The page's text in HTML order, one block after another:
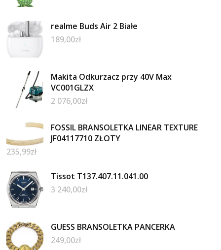
realme Buds Air 2 Białe
189,00zł
Makita Odkurzacz przy 40V Max
VC001GLZX
2 076,00zł
FOSSIL BRANSOLETKA LINEAR TEXTURE
JF04117710 ZŁOTY
235,99zł
Tissot T137.407.11.041.00
3 240,00zł
GUESS BRANSOLETKA PANCERKA
249,00zł